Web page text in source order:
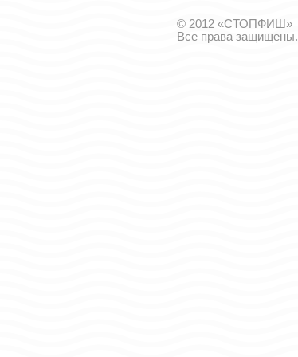
© 2012 «СТОПФИШ»
Все права защищены.